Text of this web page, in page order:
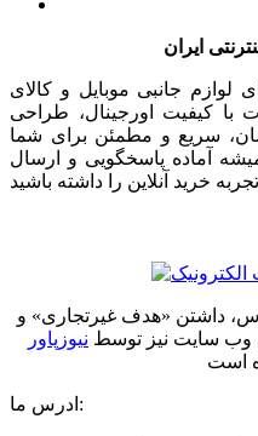
ایران
جانبی موبایل و کالای
با کیفیت اورجینال، طراحی
سریع و مطمئن برای شما
آماده پاسخگویی و ارسال
داشتن «هدف غیرتجاری» و
وب سایت نیز توسط نیوزپاور
ادرس ما: